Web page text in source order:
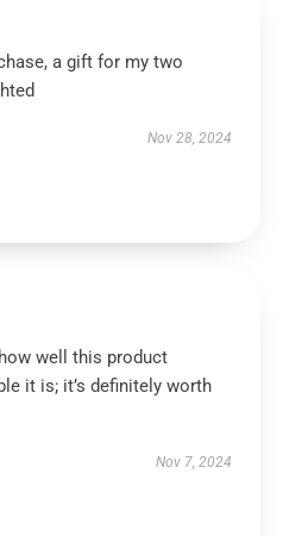
a gift for my two
Nov 28, 2024
well this product
it is; it’s definitely worth
Nov 7, 2024